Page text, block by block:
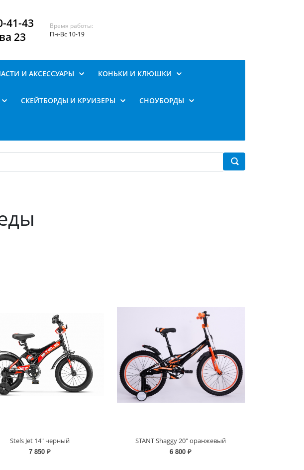
41-43
23
Время работы:
Пн-Вс 10-19
И АКСЕССУАРЫ КОНЬКИ И КЛЮШКИ
СКЕЙТБОРДЫ И КРУИЗЕРЫ СНОУБОРДЫ
Stels Jet 14" черный
7 850 ₽
STANT Shaggy 20" оранжевый
6 800 ₽